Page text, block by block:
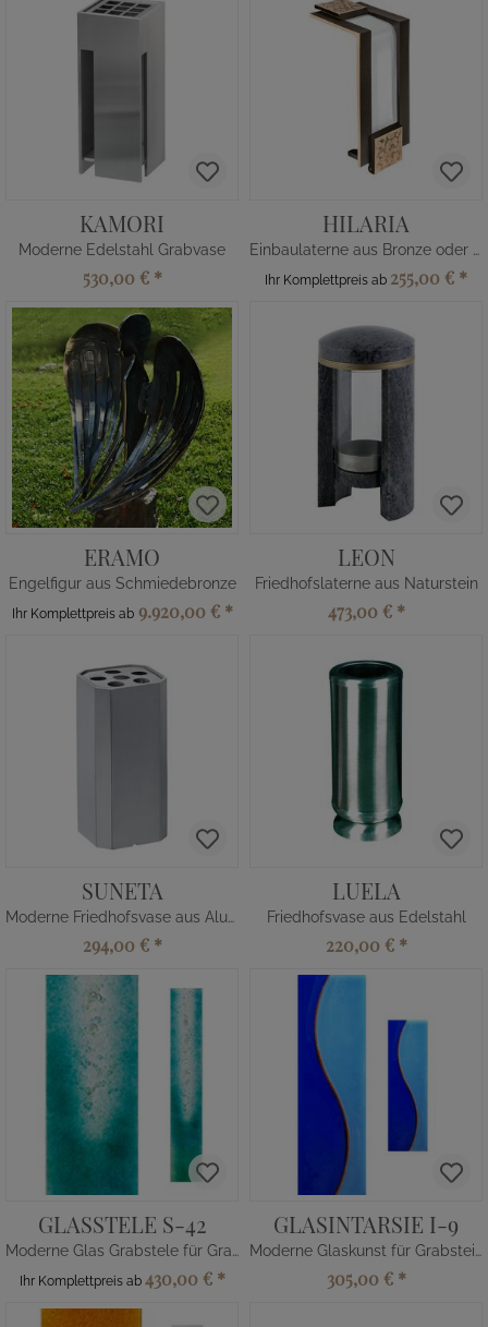
KAMORI
Moderne Edelstahl Grabvase
530,00 € *
HILARIA
Einbaulaterne aus Bronze oder Alu
Ihr Komplettpreis ab 255,00 € *
ERAMO
Engelfigur aus Schmiedebronze
Ihr Komplettpreis ab 9.920,00 € *
LEON
Friedhofslaterne aus Naturstein
473,00 € *
SUNETA
Moderne Friedhofsvase aus Aluminium
294,00 € *
LUELA
Friedhofsvase aus Edelstahl
220,00 € *
GLASSTELE S-42
Moderne Glas Grabstele für Grabmal in Blau-Grün
Ihr Komplettpreis ab 430,00 € *
GLASINTARSIE I-9
Moderne Glaskunst für Grabstein in Blau
305,00 € *